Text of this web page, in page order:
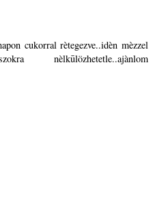
cukorral rètegezve..idèn mèzzel
nèlkūlözhetetle..ajànlom